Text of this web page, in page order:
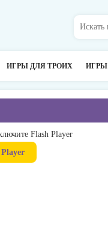
ИГРЫ ДЛЯ ТРОИХ
Flash Player